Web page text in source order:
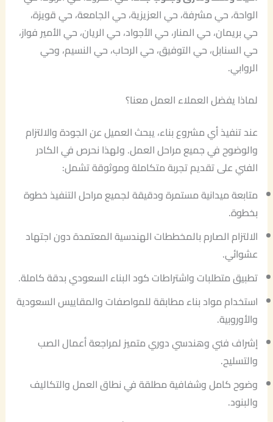
الواحة، حي مشرفة، حي العزيزية، حي الجامعة، حي قويزة،
حي بريمان، حي المنار، حي الأجواد، حي الريان، حي الأمير فواز،
حي السنابل، حي التوفيق، حي الرحاب، حي النسيم، وحي
الروابي.
لماذا يفضل العملاء العمل معنا؟
عند تنفيذ أي مشروع بناء، يبحث العميل عن الجودة والالتزام
والوضوح في جميع مراحل العمل. ولهذا نحرص في الكادر
الفني على تقديم تجربة متكاملة وموثوقة تشمل:
متابعة ميدانية مستمرة ودقيقة لجميع مراحل التنفيذ خطوة
بخطوة.
الالتزام الصارم بالمخططات الهندسية المعتمدة دون اجتهاد
عشوائي.
تطبيق متطلبات واشتراطات كود البناء السعودي بدقة كاملة.
استخدام مواد بناء مطابقة للمواصفات والمقاييس السعودية
والأوروبية.
إشراف فني وهندسي دوري متميز لمراجعة أعمال الصب
والتسليح.
وضوح كامل وشفافية مطلقة في نطاق العمل والتكاليف
والبنود.